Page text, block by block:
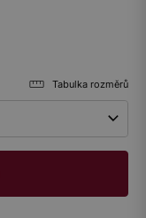
Tabulka rozměrů